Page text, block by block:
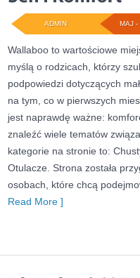
MAJ -
ADMIN
Wallaboo to wartościowe
myślą o rodzicach, którzy
podpowiedzi dotyczących
na tym, co w pierwszych
jest naprawdę ważne:
znaleźć wiele tematów
kategorie na stronie to:
Otulacze. Strona została
osobach, które chcą
Read More ]